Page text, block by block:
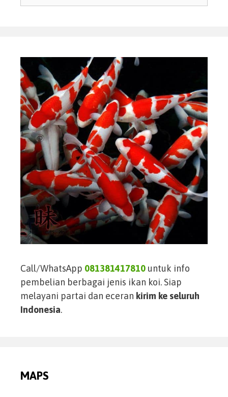
Call/WhatsApp 081381417810 untuk info
pembelian berbagai jenis ikan koi. Siap
melayani partai dan eceran kirim ke seluruh
Indonesia.
MAPS